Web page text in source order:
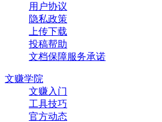
用户协议
隐私政策
上传下载
投稿帮助
文档保障服务承诺
文赚学院
文赚入门
工具技巧
官方动态